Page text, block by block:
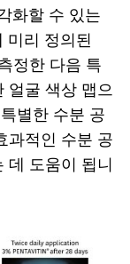
화할 수 있는
미리 정의된
정한 다음 특
얼굴 색상 맵으
별한 수분 공
과적인 수분 공
데 도움이 됩니